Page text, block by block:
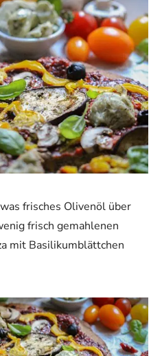
frisches Olivenöl über
frisch gemahlenen
mit Basilikumblättchen